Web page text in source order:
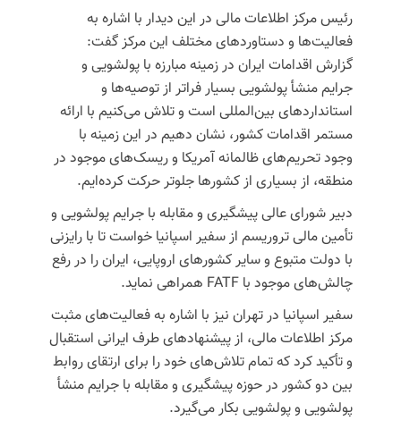
رئیس مرکز اطلاعات مالی در این دیدار با اشاره به
فعالیت‌ها و دستاوردهای مختلف این مرکز گفت:
گزارش اقدامات ایران در زمینه مبارزه با پولشویی و
جرایم منشأ پولشویی بسیار فراتر از توصیه‌ها و
استانداردهای بین‌المللی است و تلاش می‌کنیم با ارائه
مستمر اقدامات کشور، نشان دهیم در این زمینه با
وجود تحریم‌های ظالمانه آمریکا و ریسک‌های موجود در
منطقه، از بسیاری از کشورها جلوتر حرکت کرده‌ایم.
دبیر شورای عالی پیشگیری و مقابله با جرایم پولشویی و
تأمین مالی تروریسم از سفیر اسپانیا خواست تا با رایزنی
با دولت متبوع و سایر کشورهای اروپایی، ایران را در رفع
چالش‌های موجود با FATF همراهی نماید.
سفیر اسپانیا در تهران نیز با اشاره به فعالیت‌های مثبت
مرکز اطلاعات مالی، از پیشنهادهای طرف ایرانی استقبال
و تأکید کرد که تمام تلاش‌های خود را برای ارتقای روابط
بین دو کشور در حوزه پیشگیری و مقابله با جرایم منشأ
پولشویی و پولشویی بکار می‌گیرد.